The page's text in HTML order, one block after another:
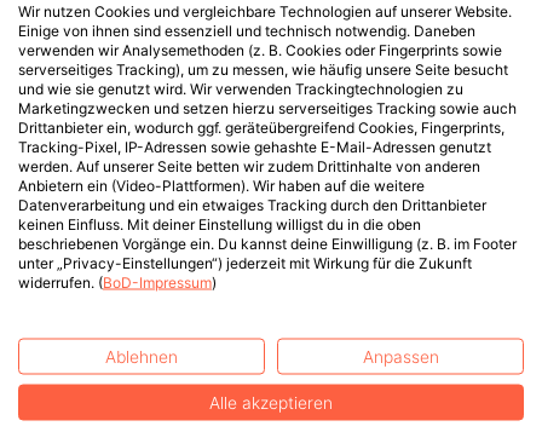
Wir nutzen Cookies und vergleichbare Technologien auf unserer Website.
Einige von ihnen sind essenziell und technisch notwendig. Daneben
verwenden wir Analysemethoden (z. B. Cookies oder Fingerprints sowie
serverseitiges Tracking), um zu messen, wie häufig unsere Seite besucht
und wie sie genutzt wird. Wir verwenden Trackingtechnologien zu
Marketingzwecken und setzen hierzu serverseitiges Tracking sowie auch
Drittanbieter ein, wodurch ggf. geräteübergreifend Cookies, Fingerprints,
Tracking-Pixel, IP-Adressen sowie gehashte E-Mail-Adressen genutzt
werden. Auf unserer Seite betten wir zudem Drittinhalte von anderen
Anbietern ein (Video-Plattformen). Wir haben auf die weitere
Datenverarbeitung und ein etwaiges Tracking durch den Drittanbieter
keinen Einfluss. Mit deiner Einstellung willigst du in die oben
beschriebenen Vorgänge ein. Du kannst deine Einwilligung (z. B. im Footer
unter „Privacy-Einstellungen“) jederzeit mit Wirkung für die Zukunft
widerrufen. (BoD-Impressum)
Ablehnen Anpassen
Alle akzeptieren